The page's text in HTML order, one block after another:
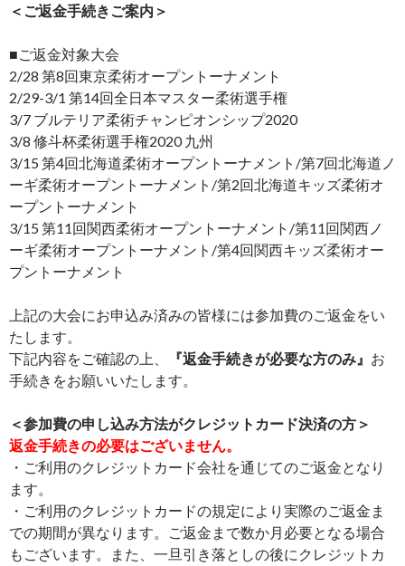
＜ご返金手続きご案内＞
■ご返金対象大会
2/28 第8回東京柔術オープントーナメント
2/29-3/1 第14回全日本マスター柔術選手権
3/7 ブルテリア柔術チャンピオンシップ2020
3/8 修斗杯柔術選手権2020 九州
3/15 第4回北海道柔術オープントーナメント/第7回北海道ノ
ーギ柔術オープントーナメント/第2回北海道キッズ柔術オ
ープントーナメント
3/15 第11回関西柔術オープントーナメント/第11回関西ノ
ーギ柔術オープントーナメント/第4回関西キッズ柔術オー
プントーナメント
上記の大会にお申込み済みの皆様には参加費のご返金をい
たします。
下記内容をご確認の上、
『返金手続きが必要な方のみ』 お
手続きをお願いいたします。
＜参加費の申し込み方法がクレジットカード決済の方＞
返金手続きの必要はございません。
・ご利用のクレジットカード会社を通じてのご返金となり
ます。
・ご利用のクレジットカードの規定により実際のご返金ま
での期間が異なります。ご返金まで数か月必要となる場合
もございます。また、一旦引き落としの後にクレジットカ